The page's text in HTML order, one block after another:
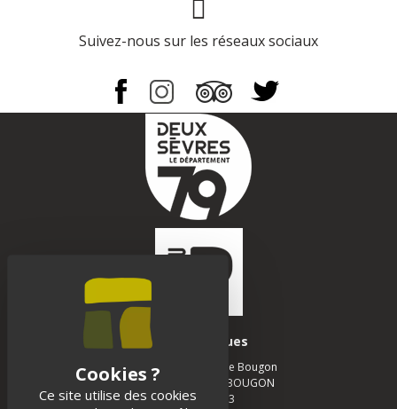
Page Facebook
Suivez-nous sur les réseaux sociaux
Infos pratiques
Musée des Tumulus de Bougon
La Chapelle - 79 800 BOUGON
05 49 05 12 13
Ce site utilise des cookies